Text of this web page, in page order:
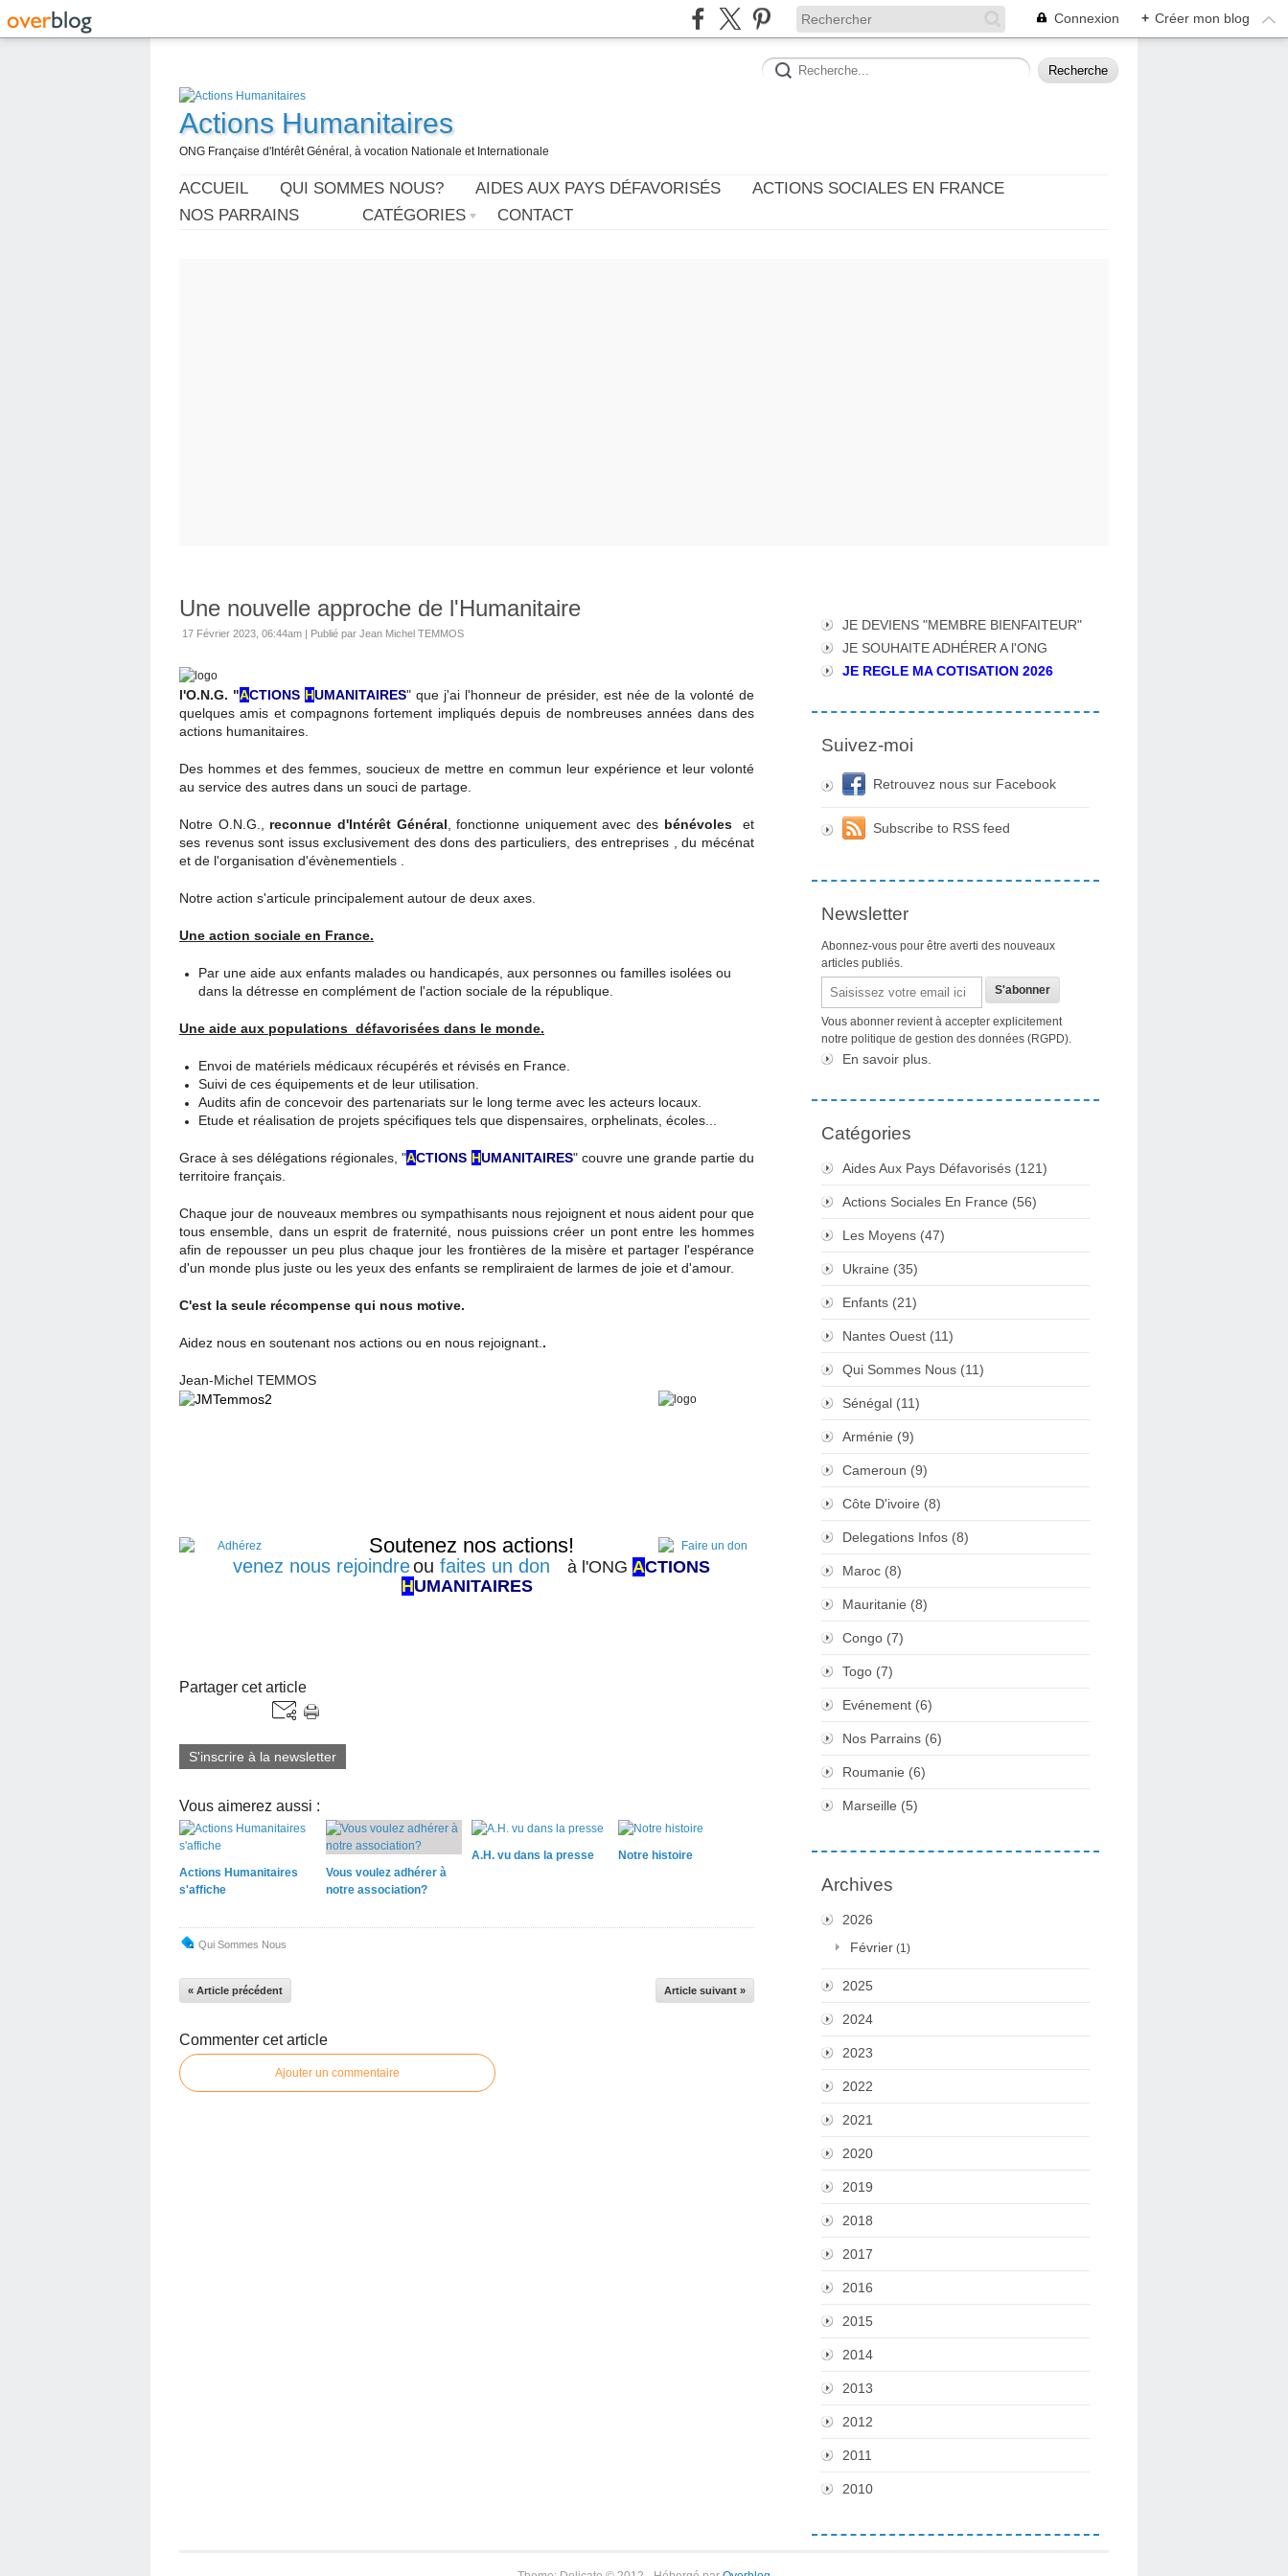
Connexion + Créer mon blog
Actions Humanitaires
ONG Française d'Intérêt Général, à vocation Nationale et Internationale
ACCUEIL QUI SOMMES NOUS? AIDES AUX PAYS DÉFAVORISÉS
ACTIONS SOCIALES EN FRANCE
NOS PARRAINS
CATÉGORIES CONTACT
Une nouvelle approche de l'Humanitaire
17 Février 2023, 06:44am | Publié par Jean Michel TEMMOS
l'O.N.G. "ACTIONS HUMANITAIRES" que j'ai l'honneur de présider, est née de la volonté de
quelques amis et compagnons fortement impliqués depuis de nombreuses années dans des
actions humanitaires.
Des hommes et des femmes, soucieux de mettre en commun leur expérience et leur volonté
au service des autres dans un souci de partage.
Notre O.N.G., reconnue d'Intérêt Général , fonctionne uniquement avec des bénévoleset
ses revenus sont issus exclusivement des dons des particuliers, des entreprises , du mécénat
et de l'organisation d'évènementiels .
Notre action s'articule principalement autour de deux axes.
Une action sociale en France.
Par une aide aux enfants malades ou handicapés, aux personnes ou familles isolées ou
dans la détresse en complément de l'action sociale de la république.
Une aide aux populations défavorisées dans le monde.
Envoi de matériels médicaux récupérés et révisés en France.
Suivi de ces équipements et de leur utilisation.
Audits afin de concevoir des partenariats sur le long terme avec les acteurs locaux.
Etude et réalisation de projets spécifiques tels que dispensaires, orphelinats, écoles...
Grace à ses délégations régionales, "ACTIONS HUMANITAIRES" couvre une grande partie du
territoire français.
Chaque jour de nouveaux membres ou sympathisants nous rejoignent et nous aident pour que
tous ensemble, dans un esprit de fraternité, nous puissions créer un pont entre les hommes
afin de repousser un peu plus chaque jour les frontières de la misère et partager l'espérance
d'un monde plus juste ou les yeux des enfants se rempliraient de larmes de joie et d'amour.
C'est la seule récompense qui nous motive.
Aidez nous en soutenant nos actions ou en nous rejoignant. .
Jean-Michel TEMMOS
Soutenez nos actions!
venez nous rejoindreou faites un don à l'ONG ACTIONS
HUMANITAIRES
Partager cet article
S'inscrire à la newsletter
Vous aimerez aussi :
Actions Humanitaires
s'affiche
Vous voulez adhérer à
notre association?
A.H. vu dans la presse Notre histoire
Qui Sommes Nous
« Article précédent Article suivant »
Commenter cet article
Ajouter un commentaire
JE DEVIENS "MEMBRE BIENFAITEUR"
JE SOUHAITE ADHÉRER A l'ONG
JE REGLE MA COTISATION 2026
Suivez-moi
Retrouvez nous sur Facebook
Subscribe to RSS feed
Newsletter
Abonnez-vous pour être averti des nouveaux
articles publiés.
Email
Vous abonner revient à accepter explicitement
notre politique de gestion des données (RGPD).
En savoir plus.
Catégories
Aides Aux Pays Défavorisés (121)
Actions Sociales En France (56)
Les Moyens (47)
Ukraine (35)
Enfants (21)
Nantes Ouest (11)
Qui Sommes Nous (11)
Sénégal (11)
Arménie (9)
Cameroun (9)
Côte D'ivoire (8)
Delegations Infos (8)
Maroc (8)
Mauritanie (8)
Congo (7)
Togo (7)
Evénement (6)
Nos Parrains (6)
Roumanie (6)
Marseille (5)
Archives
2026
Février (1)
2025
2024
2023
2022
2021
2020
2019
2018
2017
2016
2015
2014
2013
2012
2011
2010